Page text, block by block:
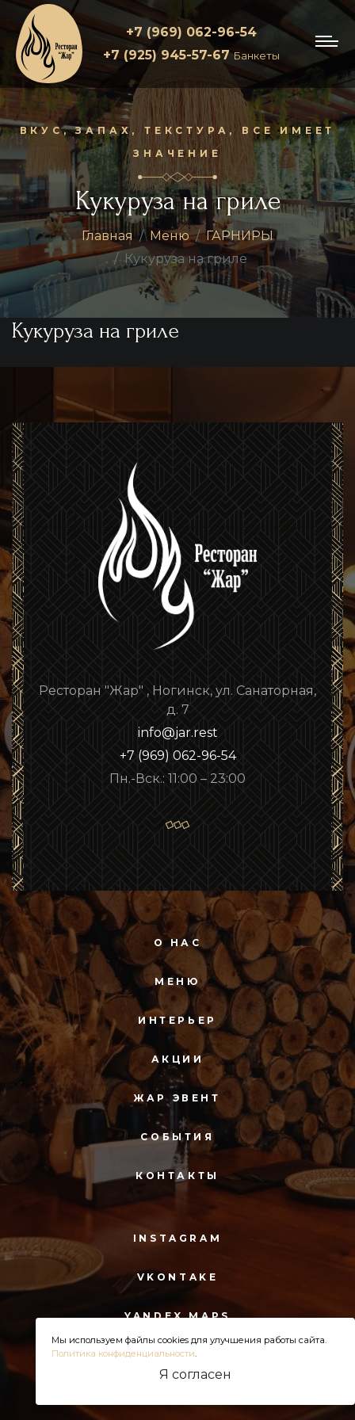
+7 (969) 062-96-54
+7 (925) 945-57-67Банкеты
ВКУС, ЗАПАХ, ТЕКСТУРА, ВСЕ ИМЕЕТ
ЗНАЧЕНИЕ
Кукуруза на гриле
Главная Меню
ГАРНИРЫ
Кукуруза на гриле
Кукуруза на гриле
Ресторан "Жар" , Ногинск, ул. Санаторная,
д. 7
info@jar.rest
+7 (969) 062-96-54
Пн.-Вск.: 11:00 – 23:00
О НАС
МЕНЮ
ИНТЕРЬЕР
АКЦИИ
ЖАР ЭВЕНТ
СОБЫТИЯ
КОНТАКТЫ
INSTAGRAM
VKONTAKE
YANDEX MAPS
Мы используем файлы cookies для улучшения работы сайта.
Политика конфиденциальности.
Я согласен